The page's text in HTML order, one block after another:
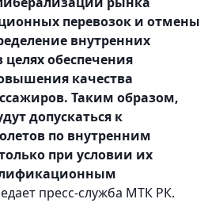
перевозок и отмены
внутренних
обеспечения
качества
Таким образом,
допускаться к
по внутренним
при условии их
пресс-служба МТК РК.